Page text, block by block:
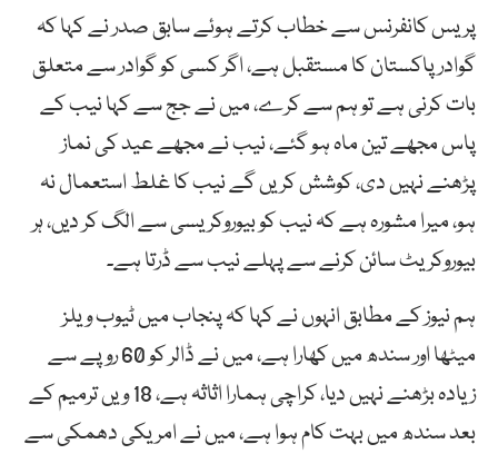
پریس کانفرنس سے خطاب کرتے ہوئے سابق صدر نے کہا کہ
گوادر پاکستان کا مستقبل ہے، اگر کسی کو گوادر سے متعلق
بات کرنی ہے تو ہم سے کرے، میں نے جج سے کہا نیب کے
پاس مجھے تین ماہ ہو گئے، نیب نے مجھے عید کی نماز
پڑھنے نہیں دی، کوشش کریں گے نیب کا غلط استعمال نہ
ہو، میرا مشورہ ہے کہ نیب کو بیوروکریسی سے الگ کر دیں، ہر
بیوروکریٹ سائن کرنے سے پہلے نیب سے ڈرتا ہے۔
ہم نیوز کے مطابق انہوں نے کہا کہ پنجاب میں ٹیوب ویلز
میٹھا اور سندھ میں کھارا ہے، میں نے ڈالر کو 60 روپے سے
زیادہ بڑھنے نہیں دیا، کراچی ہمارا اثاثہ ہے، 18 ویں ترمیم کے
بعد سندھ میں بہت کام ہوا ہے، میں نے امریکی دھمکی سے